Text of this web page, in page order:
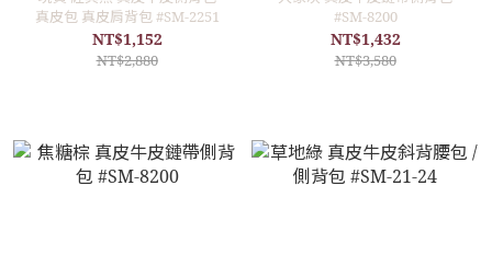
真皮包 真皮肩背包 #SM-2251
NT$1,152
NT$2,880
#SM-8200
NT$1,432
NT$3,580